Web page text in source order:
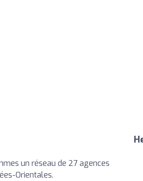
un réseau de 27 agences
Orientales.